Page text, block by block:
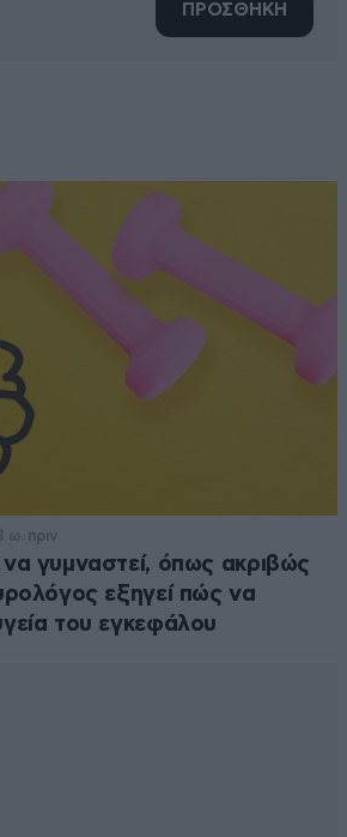
ΠΡΟΣΘΗΚΗ
ω. πριν
γυμναστεί, όπως ακριβώς
εξηγεί πώς να
του εγκεφάλου